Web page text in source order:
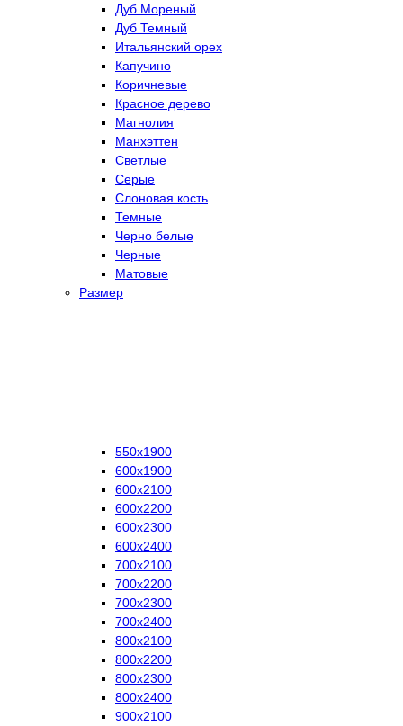
Дуб Мореный
Дуб Темный
Итальянский орех
Капучино
Коричневые
Красное дерево
Магнолия
Манхэттен
Светлые
Серые
Слоновая кость
Темные
Черно белые
Черные
Матовые
Размер
550х1900
600х1900
600х2100
600х2200
600х2300
600х2400
700х2100
700х2200
700х2300
700х2400
800х2100
800х2200
800х2300
800х2400
900х2100